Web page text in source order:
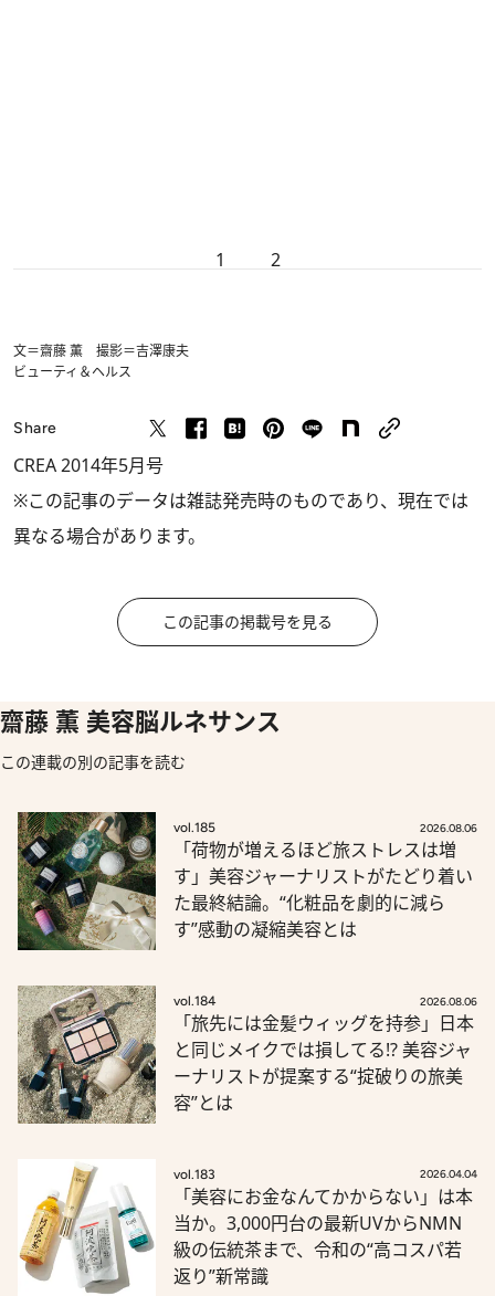
1 2
文＝齋藤 薫 撮影＝吉澤康夫
ビューティ＆ヘルス
Share
CREA 2014年5月号
※この記事のデータは雑誌発売時のものであり、現在では
異なる場合があります。
この記事の掲載号を見る
齋藤 薫 美容脳ルネサンス
この連載の別の記事を読む
vol.185 2026.08.06
「荷物が増えるほど旅ストレスは増
す」美容ジャーナリストがたどり着い
た最終結論。“化粧品を劇的に減ら
す”感動の凝縮美容とは
vol.184 2026.08.06
「旅先には金髪ウィッグを持参」日本
と同じメイクでは損してる!? 美容ジャ
ーナリストが提案する“掟破りの旅美
容”とは
vol.183 2026.04.04
「美容にお金なんてかからない」は本
当か。3,000円台の最新UVからNMN
級の伝統茶まで、令和の“高コスパ若
返り”新常識